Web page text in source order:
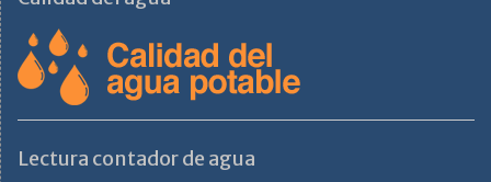
Lectura contador de agua